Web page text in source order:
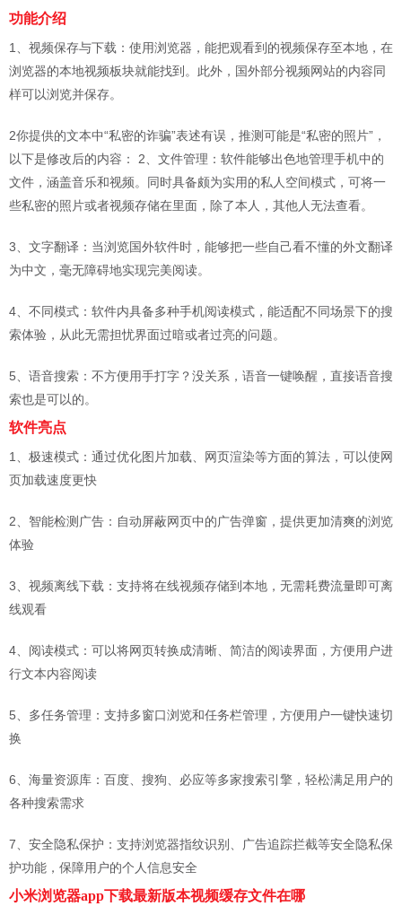
功能介绍
1、视频保存与下载：使用浏览器，能把观看到的视频保存至本地，在
浏览器的本地视频板块就能找到。此外，国外部分视频网站的内容同
样可以浏览并保存。
2你提供的文本中“私密的诈骗”表述有误，推测可能是“私密的照片”，
以下是修改后的内容： 2、文件管理：软件能够出色地管理手机中的
文件，涵盖音乐和视频。同时具备颇为实用的私人空间模式，可将一
些私密的照片或者视频存储在里面，除了本人，其他人无法查看。
3、文字翻译：当浏览国外软件时，能够把一些自己看不懂的外文翻译
为中文，毫无障碍地实现完美阅读。
4、不同模式：软件内具备多种手机阅读模式，能适配不同场景下的搜
索体验，从此无需担忧界面过暗或者过亮的问题。
5、语音搜索：不方便用手打字？没关系，语音一键唤醒，直接语音搜
索也是可以的。
软件亮点
1、极速模式：通过优化图片加载、网页渲染等方面的算法，可以使网
页加载速度更快
2、智能检测广告：自动屏蔽网页中的广告弹窗，提供更加清爽的浏览
体验
3、视频离线下载：支持将在线视频存储到本地，无需耗费流量即可离
线观看
4、阅读模式：可以将网页转换成清晰、简洁的阅读界面，方便用户进
行文本内容阅读
5、多任务管理：支持多窗口浏览和任务栏管理，方便用户一键快速切
换
6、海量资源库：百度、搜狗、必应等多家搜索引擎，轻松满足用户的
各种搜索需求
7、安全隐私保护：支持浏览器指纹识别、广告追踪拦截等安全隐私保
护功能，保障用户的个人信息安全
小米浏览器app下载最新版本视频缓存文件在哪